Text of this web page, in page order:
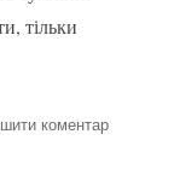
тільки
прийнятності
коментардо